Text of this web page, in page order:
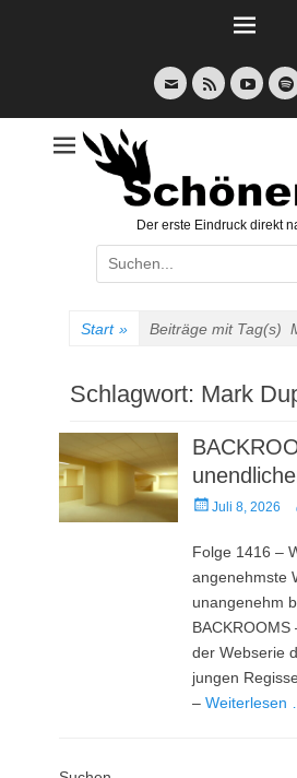
E-
Mail
Feed
Der erste Eindruck direkt
Suche
nach:
Start » Beiträge mit Tag(s)
Schlagwort: Mark
Veröffentlicht
Juli 8, 2026
Folge 1416 –
angenehmste
unangenehm
der Webserie
jungen
–Weiterlesen